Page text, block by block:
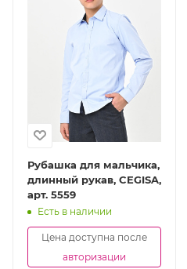
Рубашка для мальчика,
длинный рукав, CEGISA,
арт. 5559
Есть в наличии
Цена доступна после
авторизации